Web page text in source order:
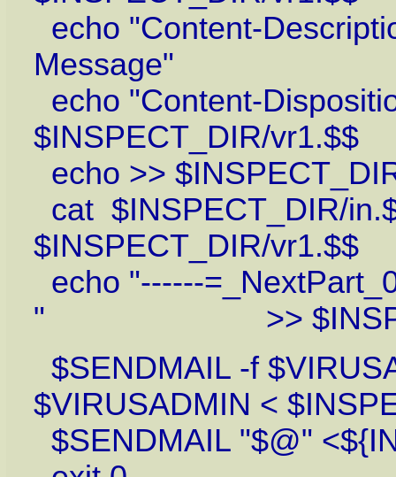
echo "Content-
Message" >>
echo
$INSPECT_DIR/vr1.$$
echo >>
cat
$INSPECT_DIR/vr1.$$
echo "------
" >>
$SENDMAIL -f
$VIRUSADMIN <
$SENDMAIL "$@"